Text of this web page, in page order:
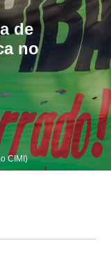
de
no
CIMI)